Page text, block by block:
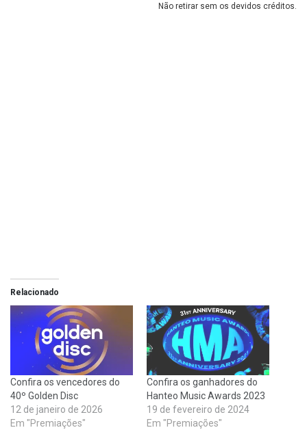
Não retirar sem os devidos créditos.
Relacionado
Confira os vencedores do
40º Golden Disc
12 de janeiro de 2026
Em "Premiações"
Confira os ganhadores do
Hanteo Music Awards 2023
19 de fevereiro de 2024
Em "Premiações"